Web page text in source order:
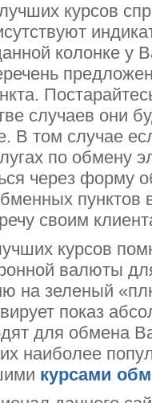
курсов
колонке у
случаев они
В том случае
по обмену
через форму
пунктов
своим
курсов
валюты
на зеленый
показ
для обмена
наиболее
курсами